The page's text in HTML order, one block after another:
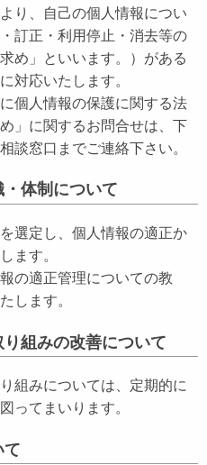
り、自己の個人情報につい
訂正・利用停止・消去等の
め」といいます。）がある
対応いたします。
個人情報の保護に関する法
」に関するお問合せは、下
談窓口までご連絡下さい。
体制について
選定し、個人情報の適正か
ます。
の適正管理についての教
します。
組みの改善について
組みについては、定期的に
ってまいります。